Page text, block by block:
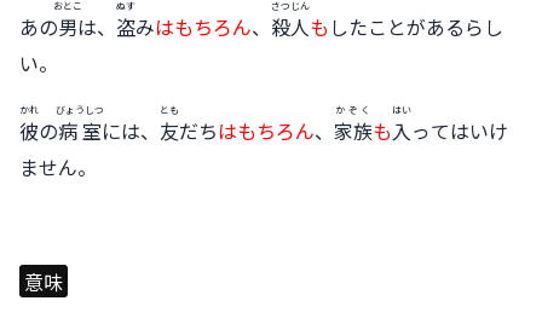
あの男
おとこ
は、 盗
ぬす
みはもちろん、 殺人
さつじん
も したことがあるらし
い。
彼
かれ
の病室
びょうしつ
には、 友
とも
だちはもちろん、 家族
かぞく
も 入
はい
ってはいけ
ません。
意味